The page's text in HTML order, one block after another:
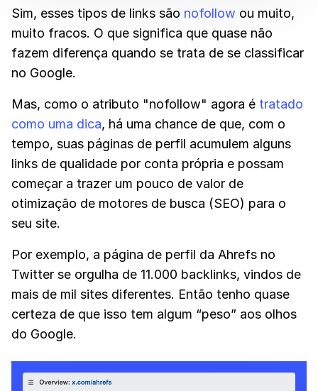
Sim, esses tipos de links são nofollow ou muito,
muito fracos. O que significa que quase não
fazem diferença quando se trata de se classificar
no Google.
Mas, como o atributo "nofollow" agora é tratado
como uma dica, há uma chance de que, com o
tempo, suas páginas de perfil acumulem alguns
links de qualidade por conta própria e possam
começar a trazer um pouco de valor de
otimização de motores de busca (SEO) para o
seu site.
Por exemplo, a página de perfil da Ahrefs no
Twitter se orgulha de 11.000 backlinks, vindos de
mais de mil sites diferentes. Então tenho quase
certeza de que isso tem algum “peso” aos olhos
do Google.